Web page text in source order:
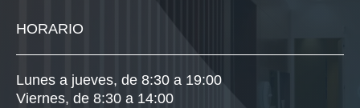
HORARIO
Lunes a jueves, de 8:30 a 19:00
Viernes, de 8:30 a 14:00